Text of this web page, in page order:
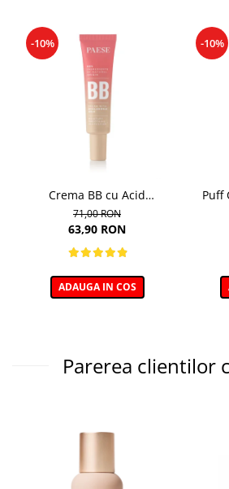
-10%
Crema BB cu Acid
Hialuronic, nuanta 03W
NATURAL 30ml
71,00 RON
63,90 RON
ADAUGA IN COS
-10%
Puff
Fond
Parerea clientilor